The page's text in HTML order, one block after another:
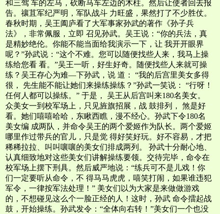
和三驾 车的左马，砍断马车左边的木柱。然后让使者回去报
告。禳苴军纪严明，军队战斗 力旺盛，果然打了不少胜仗。
春秋时期，吴王阖庐看了大军事家孙武的著作《孙子兵
法》，非常佩服，立即 召见孙武。吴王说：“你的兵法，真
是精妙绝伦。你能不能当面给我演示一下，让 我开开眼界
呢？”孙武说：“这个不难。您可以随便找些人来，我马上操
练给您看 看。”吴王一听，好生好奇。随便找些人来就可操
练？吴王存心为难—下孙武，说 道： “我的后宫里美女多得
很， 先生能不能让她们来操练操练？”孙武一笑说： “行呀！
任何人都可以操练。” 于是， 吴王从后宫叫来180名美女。
众美女一到校军场上，只见旌旗招展，战 鼓排列， 煞是好
看。她们嘻嘻哈哈，东瞅西瞧，漫不经心。孙武下令180名
美女编 成两队，并命令吴王的两个爱姬作为队长。两个爱姬
哪里作过带兵的官儿，只是觉 得好笑好玩。好不容易，才把
稀稀拉拉、叫叫嚷嚷的美女们排成两列。 孙武十分耐心地、
认真细致地对这些美女们讲解操练要领。交待完毕，命令在
校军场上摆下刑具。然后威严地说：“练兵可不是儿戏！你
们一定要听从命令，不 得马马虎虎，嘻笑打闹，如果谁违犯
军令，一律按军法处理！” 美女们以为大家是来做做游戏
的，不想碰见这么个一脸正经的人！这时，孙武 命令擂起战
鼓，开始操练。孙武发令：“全体向右转！”美女们一个也没